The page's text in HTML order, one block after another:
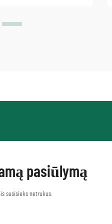
pasiūlymą
susisieks netrukus.